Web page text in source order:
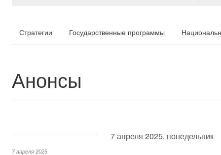
Стратегии Государственные программы
Анонсы
7 апреля 2025, понедельник
7 апреля 2025